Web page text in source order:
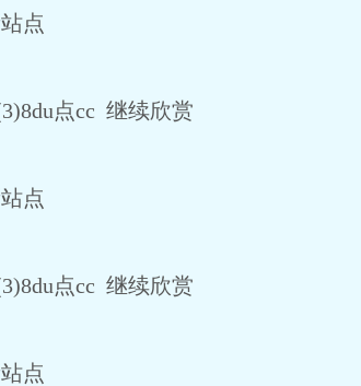
点
点cc 继续欣赏
点
点cc 继续欣赏
点